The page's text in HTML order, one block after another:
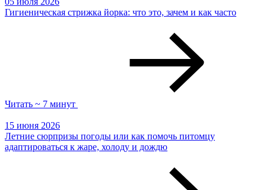
Гигиеническая стрижка йорка: что это, зачем и как часто
Читать ~ 7 минут
15 июня 2026
Летние сюрпризы погоды или как помочь питомцу
адаптироваться к жаре, холоду и дождю